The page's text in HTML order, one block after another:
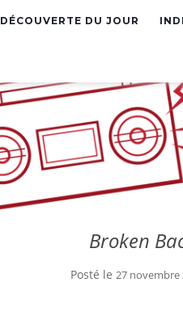
DÉCOUVERTE DU JOUR
Broken
Posté le27 novembre